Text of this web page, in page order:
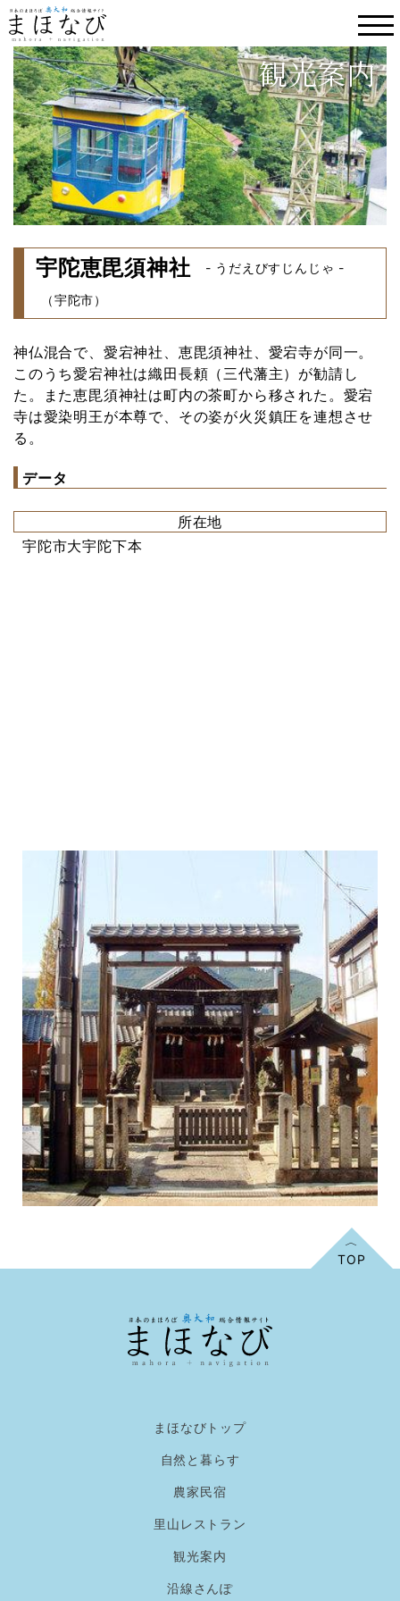
観光案内
宇陀恵毘須神社 - うだえびすじんじゃ -
（宇陀市）
神仏混合で、愛宕神社、恵毘須神社、愛宕寺が同一。
このうち愛宕神社は織田長頼（三代藩主）が勧請し
た。また恵毘須神社は町内の茶町から移された。愛宕
寺は愛染明王が本尊で、その姿が火災鎮圧を連想させ
る。
データ
所在地
宇陀市大宇陀下本
まほなびトップ
自然と暮らす
農家民宿
里山レストラン
観光案内
沿線さんぽ